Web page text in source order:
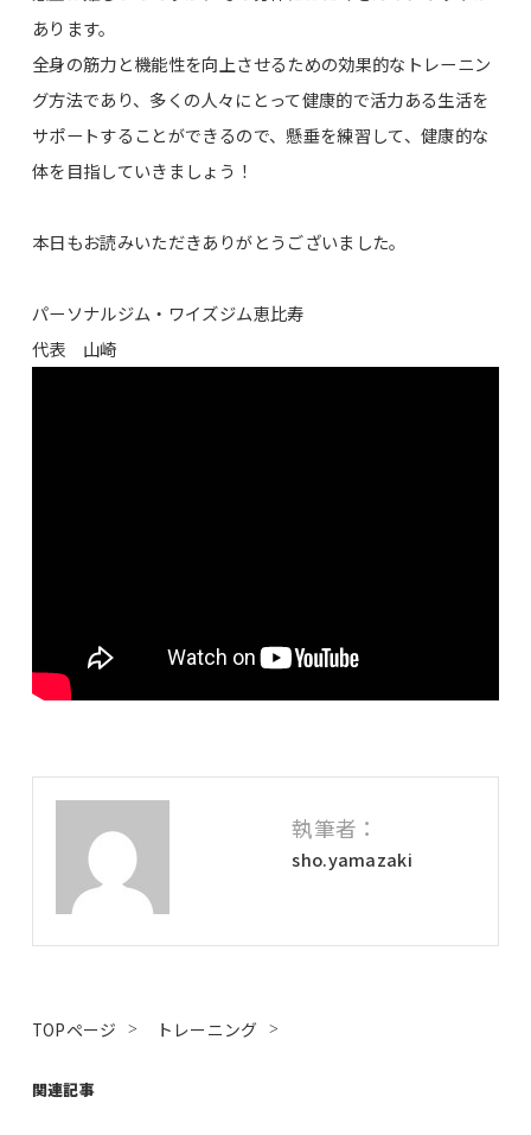
あります。
全身の筋力と機能性を向上させるための効果的なトレーニン
グ方法であり、多くの人々にとって健康的で活力ある生活を
サポートすることができるので、懸垂を練習して、健康的な
体を目指していきましょう！
本日もお読みいただきありがとうございました。
パーソナルジム・ワイズジム恵比寿
代表 山崎
執筆者：
sho.yamazaki
TOPページ トレーニング
関連記事